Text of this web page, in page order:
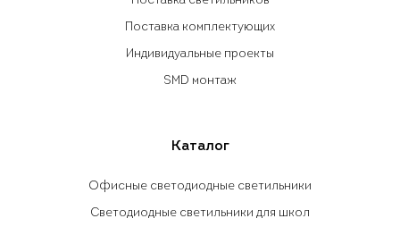
Поставка комплектующих
Индивидуальные проекты
SMD монтаж
Каталог
Офисные светодиодные светильники
Светодиодные светильники для школ